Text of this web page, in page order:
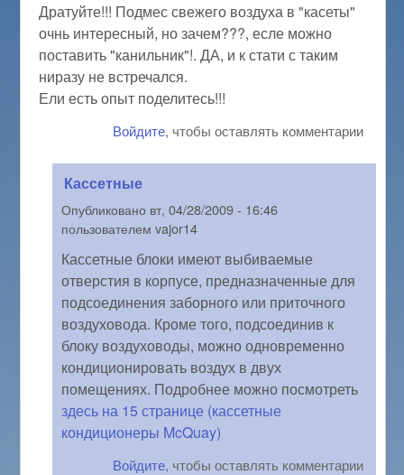
Дратуйте!!! Подмес свежего воздуха в "касеты"
очнь интересный, но зачем???, есле можно
поставить "канильник"!. ДА, и к стати с таким
ниразу не встречался.
Ели есть опыт поделитесь!!!
Войдите, чтобы оставлять комментарии
Кассетные
Опубликовано вт, 04/28/2009 - 16:46
пользователемvajor14
Кассетные блоки имеют выбиваемые
отверстия в корпусе, предназначенные для
подсоединения заборного или приточного
воздуховода. Кроме того, подсоединив к
блоку воздуховоды, можно одновременно
кондиционировать воздух в двух
помещениях. Подробнее можно посмотреть
здесь на 15 странице (кассетные
кондиционеры McQuay)
Войдите, чтобы оставлять комментарии